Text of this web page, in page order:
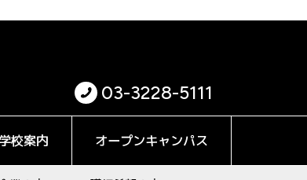
03-3228-5111
学校案内 オープンキャンパス